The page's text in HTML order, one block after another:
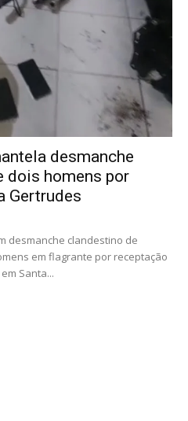
desmanche
dois homens por
Gertrudes
desmanche clandestino de
em flagrante por receptação
Santa...